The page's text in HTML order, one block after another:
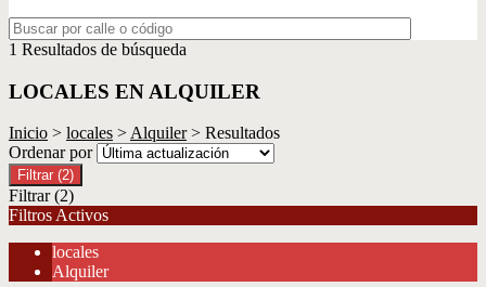
1 Resultados de búsqueda
LOCALES EN ALQUILER
Inicio > locales >Alquiler> Resultados
Ordenar por
Filtrar (2)
Filtrar (2)
Filtros Activos
locales
Alquiler